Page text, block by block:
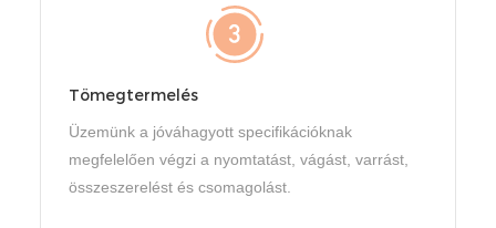
Tömegtermelés
Üzemünk a jóváhagyott specifikációknak
megfelelően végzi a nyomtatást, vágást, varrást,
összeszerelést és csomagolást.